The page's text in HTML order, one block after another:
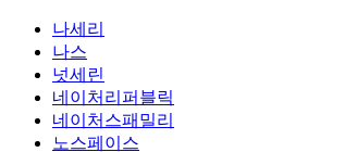
나세리
나스
넛세린
네이처리퍼블릭
네이처스패밀리
노스페이스